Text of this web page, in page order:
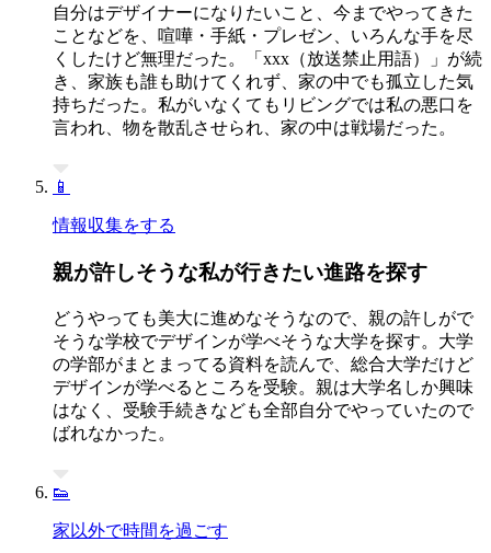
自分はデザイナーになりたいこと、今までやってきた
ことなどを、喧嘩・手紙・プレゼン、いろんな手を尽
くしたけど無理だった。「xxx（放送禁止用語）」が続
き、家族も誰も助けてくれず、家の中でも孤立した気
持ちだった。私がいなくてもリビングでは私の悪口を
言われ、物を散乱させられ、家の中は戦場だった。
📱
情報収集をする
親が許しそうな私が行きたい進路を探す
どうやっても美大に進めなそうなので、親の許しがで
そうな学校でデザインが学べそうな大学を探す。大学
の学部がまとまってる資料を読んで、総合大学だけど
デザインが学べるところを受験。親は大学名しか興味
はなく、受験手続きなども全部自分でやっていたので
ばれなかった。
👟
家以外で時間を過ごす